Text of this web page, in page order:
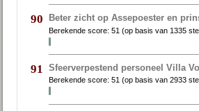
90 Beter zicht op Assepoester en
Berekende score:51 (op basis van 1335
91 Sfeerverpestend personeel Villa
Berekende score:51 (op basis van2933